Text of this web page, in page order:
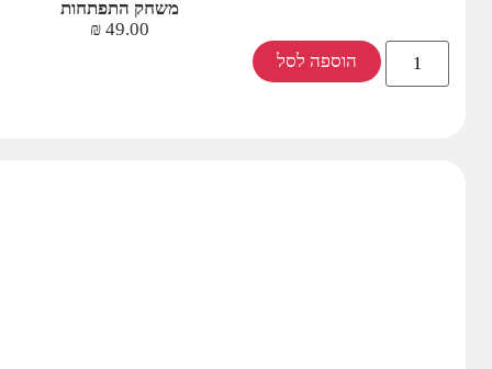
משחק התפתחות
49.00
₪
הוספה לסל